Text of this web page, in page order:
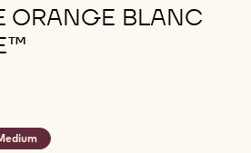
ORANGE BLANC
Feuilletine™
Blanc Feuilletine™